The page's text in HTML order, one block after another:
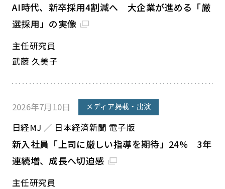
AI時代、新卒採用4割減へ 大企業が進める「厳
選採用」の実像
主任研究員
武藤 久美子
2026年7月10日 メディア掲載・出演
日経MJ ／ 日本経済新聞 電子版
新入社員「上司に厳しい指導を期待」24% 3年
連続増、成長へ切迫感
主任研究員